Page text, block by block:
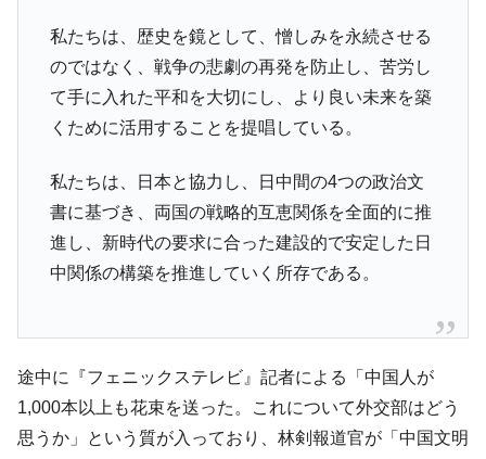
私たちは、歴史を鏡として、憎しみを永続させる
のではなく、戦争の悲劇の再発を防止し、苦労し
て手に入れた平和を大切にし、より良い未来を築
くために活用することを提唱している。
私たちは、日本と協力し、日中間の4つの政治文
書に基づき、両国の戦略的互恵関係を全面的に推
進し、新時代の要求に合った建設的で安定した日
中関係の構築を推進していく所存である。
途中に『フェニックステレビ』記者による「中国人が
1,000本以上も花束を送った。これについて外交部はどう
思うか」という質が入っており、林剣報道官が「中国文明